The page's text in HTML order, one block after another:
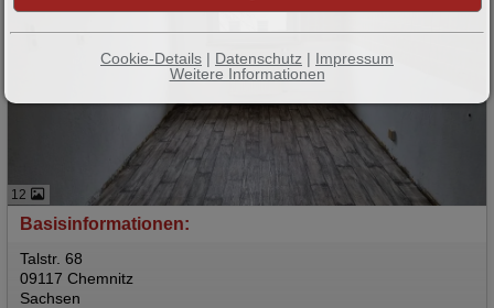
12
Basisinformationen:
Talstr. 68
09117 Chemnitz
Sachsen
Cookie-Details | Datenschutz | Impressum
Weitere Informationen